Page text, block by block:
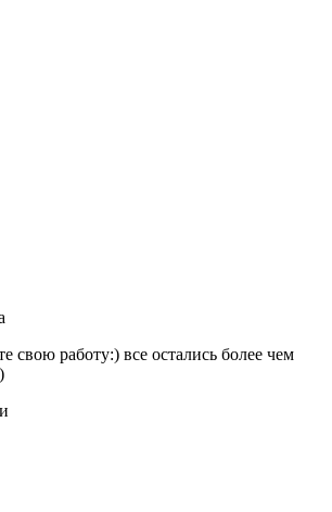
свою работу:) все остались более чем